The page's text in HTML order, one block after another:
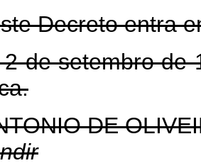
Decreto entra
de setembro de
DE